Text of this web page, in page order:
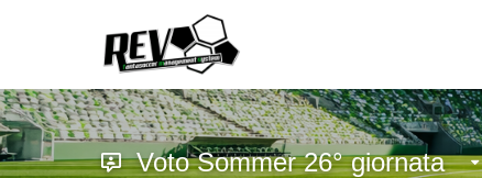
Voto Sommer 26° giornata